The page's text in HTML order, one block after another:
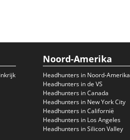
Noord-Amerika
Headhunters in Noord-Amerika
Headhunters in de VS
Headhunters in Canada
Headhunters in New York City
Headhunters in Californië
Headhunters in Los Angeles
Headhunters in Silicon Valley